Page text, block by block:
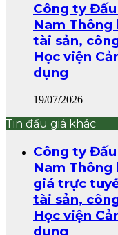
Công ty
Nam Thông
tài sản,
Học viện
dụng
19/07/2026
Tin đấu giá khác
Công ty
Nam Thông
giá trực
tài sản,
Học viện
dụng